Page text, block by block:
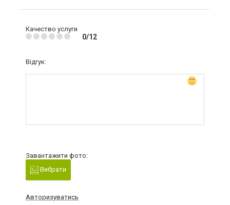
Качество услуги
0/12
Відгук:
Завантажити фото:
Вибрати
Авторизуватись